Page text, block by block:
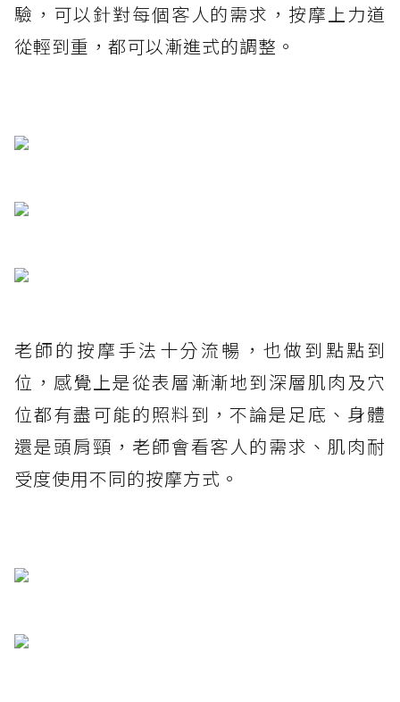
驗，可以針對每個客人的需求，按摩上力道
從輕到重，都可以漸進式的調整。
老師的按摩手法十分流暢，也做到點點到
位，感覺上是從表層漸漸地到深層肌肉及穴
位都有盡可能的照料到，不論是足底、身體
還是頭肩頸，老師會看客人的需求、肌肉耐
受度使用不同的按摩方式。